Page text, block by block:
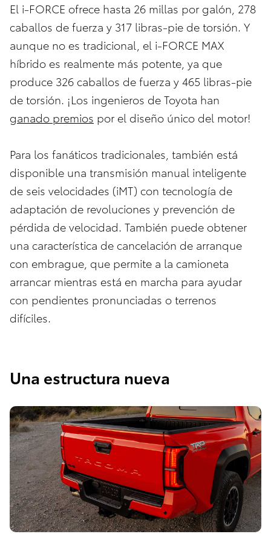
El i-FORCE ofrece hasta 26 millas por galón, 278
caballos de fuerza y 317 libras-pie de torsión. Y
aunque no es tradicional, el i-FORCE MAX
híbrido es realmente más potente, ya que
produce 326 caballos de fuerza y 465 libras-pie
de torsión. ¡Los ingenieros de Toyota han
ganado premios por el diseño único del motor!
Para los fanáticos tradicionales, también está
disponible una transmisión manual inteligente
de seis velocidades (iMT) con tecnología de
adaptación de revoluciones y prevención de
pérdida de velocidad. También puede obtener
una característica de cancelación de arranque
con embrague, que permite a la camioneta
arrancar mientras está en marcha para ayudar
con pendientes pronunciadas o terrenos
difíciles.
Una estructura nueva